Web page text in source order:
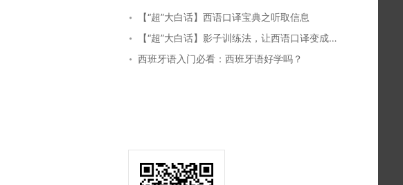
【“超”大白话】西语口译宝典之听取信息
【“超”大白话】影子训练法，让西语口译变成条件反射！
西班牙语入门必看：西班牙语好学吗？